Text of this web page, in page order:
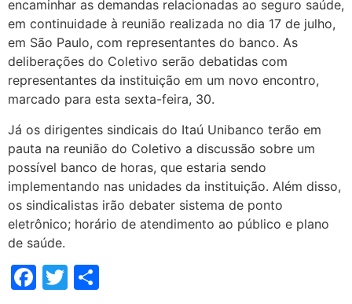
encaminhar as demandas relacionadas ao seguro saúde,
em continuidade à reunião realizada no dia 17 de julho,
em São Paulo, com representantes do banco. As
deliberações do Coletivo serão debatidas com
representantes da instituição em um novo encontro,
marcado para esta sexta-feira, 30.
Já os dirigentes sindicais do Itaú Unibanco terão em
pauta na reunião do Coletivo a discussão sobre um
possível banco de horas, que estaria sendo
implementando nas unidades da instituição. Além disso,
os sindicalistas irão debater sistema de ponto
eletrônico; horário de atendimento ao público e plano
de saúde.
Facebook
Twitter